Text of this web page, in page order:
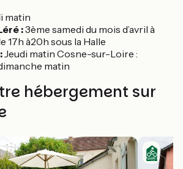
matin
:3ème samedi du mois d’avril à
17h à20h sous la Halle
Jeudi matin Cosne-sur-Loire :
matin
hébergement sur